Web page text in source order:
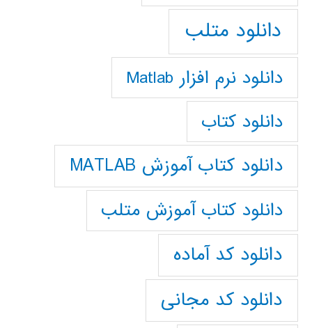
دانلود متلب
دانلود نرم افزار Matlab
دانلود کتاب
دانلود کتاب آموزش MATLAB
دانلود کتاب آموزش متلب
دانلود کد آماده
دانلود کد مجانی